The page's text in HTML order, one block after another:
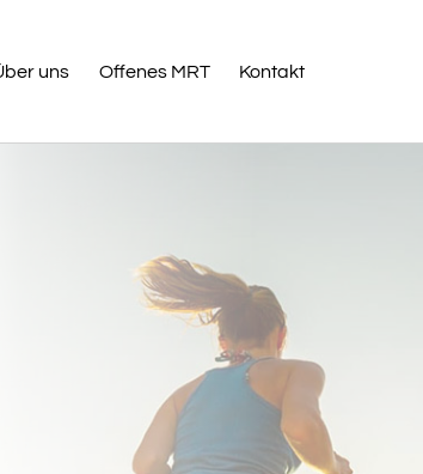
uns Offenes MRT Kontakt